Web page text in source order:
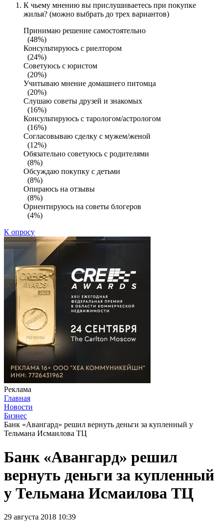
К чьему мнению вы прислушиваетесь при покупке
жилья? (можно выбрать до трех вариантов)
Принимаю решение самостоятельно
(48%)
Консультируюсь с риелтором
(24%)
Советуюсь с юристом
(20%)
Учитываю мнение домашнего питомца
(20%)
Слушаю советы друзей и знакомых
(16%)
Консультируюсь с тарологом/астрологом
(16%)
Согласовываю сделку с мужем/женой
(12%)
Обязательно советуюсь с родителями
(8%)
Обсуждаю покупку с детьми
(8%)
Опираюсь на отзывы
(8%)
Ориентируюсь на советы блогеров
(4%)
К опросу
Реклама
Главная
Новости
Бизнес
Банк «Авангард» решил вернуть деньги за купленный у
Тельмана Исмаилова ТЦ
Банк «Авангард» решил
вернуть деньги за купленный
у Тельмана Исмаилова ТЦ
29 августа 2018 10:39